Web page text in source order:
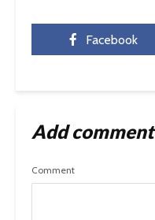
Facebook
Add comment
Comment